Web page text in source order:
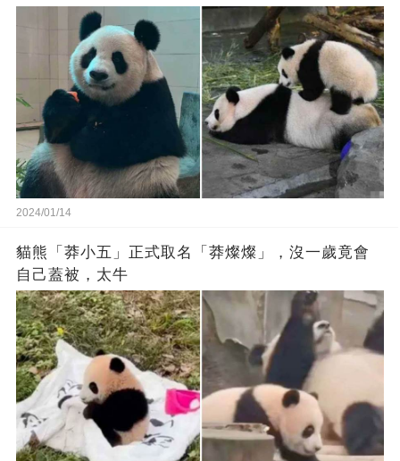
2024/01/14
貓熊「莽小五」正式取名「莽燦燦」，沒一歲竟會
自己蓋被，太牛